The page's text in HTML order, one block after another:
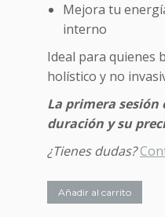
Mejora tu
interno
Ideal para quienes
holístico y no
La primera sesión
duración y su
¿Tienes dudas?
Añadir al carrito